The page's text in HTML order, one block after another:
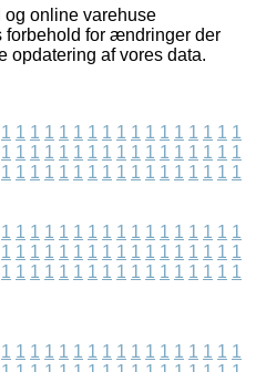
online varehuse
forbehold for ændringer der
opdatering af vores data.
1 1 1 1 1 1 1 1 1 1 1 1 1 1 1 1 1
1 1 1 1 1 1 1 1 1 1 1 1 1 1 1 1 1
1 1 1 1 1 1 1 1 1 1 1 1 1 1 1 1 1
1 1 1 1 1 1 1 1 1 1 1 1 1 1 1 1 1
1 1 1 1 1 1 1 1 1 1 1 1 1 1 1 1 1
1 1 1 1 1 1 1 1 1 1 1 1 1 1 1 1 1
1 1 1 1 1 1 1 1 1 1 1 1 1 1 1 1 1